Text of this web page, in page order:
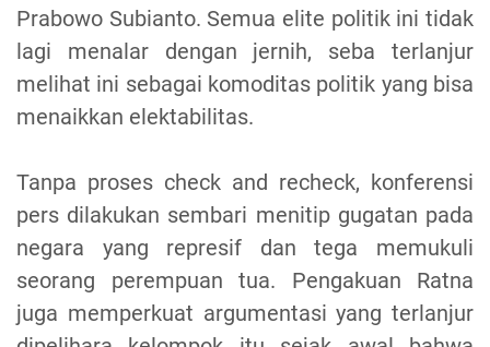
Prabowo Subianto. Semua elite politik ini tidak
lagi menalar dengan jernih, seba terlanjur
melihat ini sebagai komoditas politik yang bisa
menaikkan elektabilitas.
Tanpa proses check and recheck, konferensi
pers dilakukan sembari menitip gugatan pada
negara yang represif dan tega memukuli
seorang perempuan tua. Pengakuan Ratna
juga memperkuat argumentasi yang terlanjur